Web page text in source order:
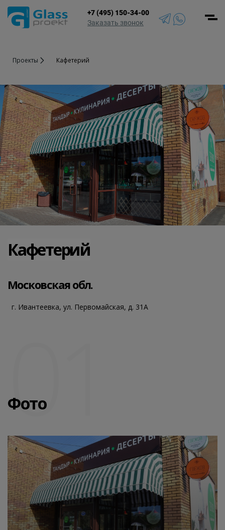
+7 (495) 150-34-00
Заказать звонок
Проекты Кафетерий
Кафетерий
Московская обл.
г. Ивантеевка, ул. Первомайская, д. 31А
01
Фото